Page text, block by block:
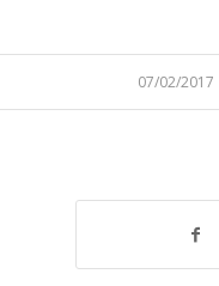
07/02/2017
/